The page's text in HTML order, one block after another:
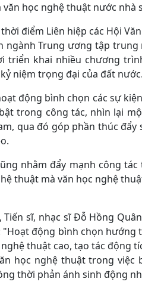
văn học nghệ thuật nước nhà
điểm Liên hiệp các Hội
ngành Trung ương tập
triển khai nhiều chương
niệm trọng đại của đất nước.
động bình chọn các sự
trong công tác, nhìn lại
qua đó góp phần thúc
nhằm đẩy mạnh công
thuật mà văn học nghệ
Tiến sĩ, nhạc sĩ Đỗ Hồng
"Hoạt động bình chọn hướng
thuật cao, tạo tác động
học nghệ thuật trong việc
thời phản ánh sinh động